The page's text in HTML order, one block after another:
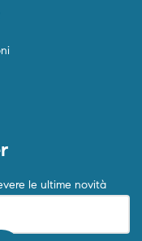
le ultime novità